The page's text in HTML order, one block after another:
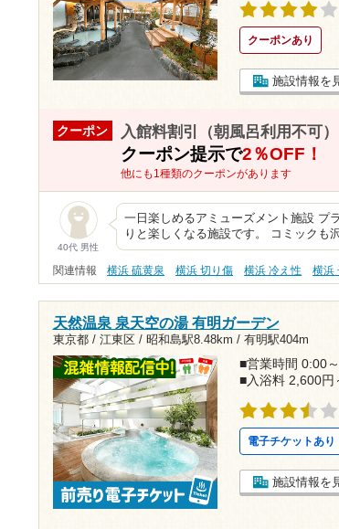
クーポンあり
施設情報を
クーポン 入館料割引（朝風呂利用不可）
クーポン提示で2％OFF！
他にも1種類のクーポンがあります
40代 男性
一日楽しめるアミューズメント施設 プ
りと楽しくなる施設です。 コミック
関連情報 横浜 硫黄泉 横浜 切り傷 横浜 冷え性 横浜
天然温泉 泉天空の湯 有明ガーデン
東京都 / 江東区 / 昭和島駅8.48km / 有明駅404m
■営業時間 0:00
■入浴料 2,600円
電子チケットあり
施設情報を